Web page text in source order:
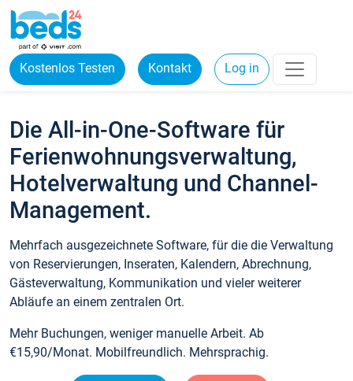
Kostenlos Testen Kontakt Log in
Die All-in-One-Software für
Ferienwohnungsverwaltung,
Hotelverwaltung und Channel-
Management.
Mehrfach ausgezeichnete Software, für die die Verwaltung
von Reservierungen, Inseraten, Kalendern, Abrechnung,
Gästeverwaltung, Kommunikation und vieler weiterer
Abläufe an einem zentralen Ort.
Mehr Buchungen, weniger manuelle Arbeit. Ab
€15,90/Monat. Mobilfreundlich. Mehrsprachig.